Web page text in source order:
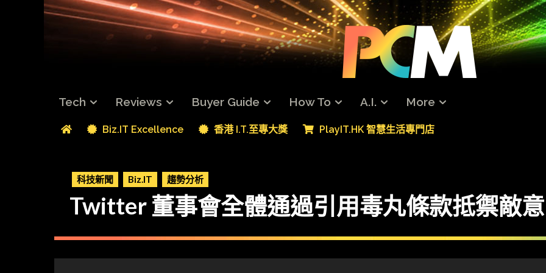
Tech Reviews Buyer Guide How To A.I. More
Biz.IT Excellence 香港 I.T.至專大獎 PlayIT.HK 智慧生活專門店
科技新聞 Biz.IT 趨勢分析
Twitter 董事會全體通過引用毒丸條款抵禦敵